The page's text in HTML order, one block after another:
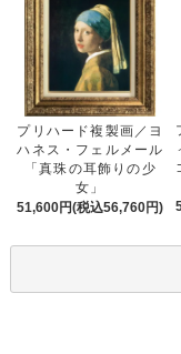
プリハード複製画／ヨ
ハネス・フェルメール
「真珠の耳飾りの少
女」
51,600円(税込56,760円)